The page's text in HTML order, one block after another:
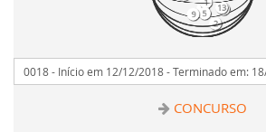
5
8
9
10
12
CONCURSO